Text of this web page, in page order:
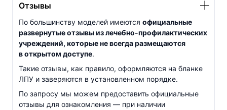
Отзывы
По большинству моделей имеются официальные
развернутые отзывы излечебно-профилактических
учреждений, которые не всегда размещаются
в открытом доступе.
Такие отзывы, как правило, оформляются на бланке
ЛПУ и заверяются в установленном порядке.
По запросу мы можем предоставить официальные
отзывы для ознакомления — при наличии